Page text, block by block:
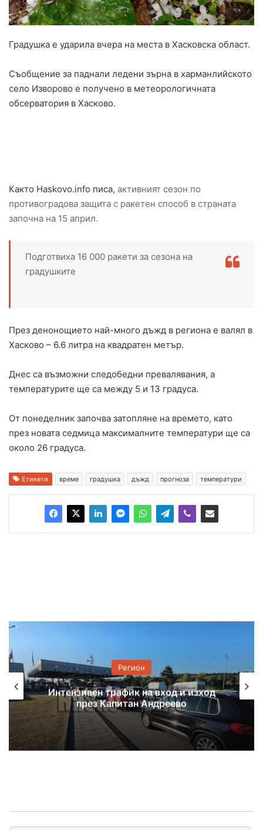
Градушка е ударила вчера на места в Хасковска област.
Съобщение за паднали ледени зърна в харманлийското
село Изворово е получено в метеорологичната
обсерватория в Хасково.
Както Haskovo.info писа, активният сезон по
противоградова защита с ракетен способ в страната
започна на 15 април.
Подготвиха 16 000 ракети за сезона на
градушките
През денонощието най-много дъжд в региона е валял в
Хасково – 6.6 литра на квадратен метър.
Днес са възможни следобедни превалявания, а
температурите ще са между 5 и 13 градуса.
От понеделник започва затопляне на времето, като
през новата седмица максималните температури ще са
около 26 градуса.
Етикети време градушка дъжд прогноза температури
Регион
Интензивен трафик на вход и изход
през Капитан Андреево